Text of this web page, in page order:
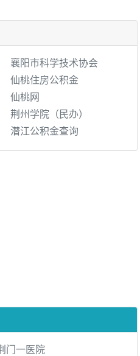
襄阳市科学技术协会
仙桃住房公积金
仙桃网
荆州学院（民办）
潜江公积金查询
门一医院